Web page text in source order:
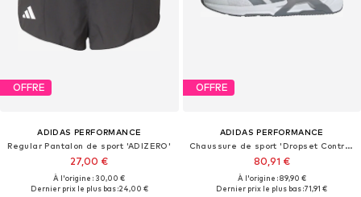
OFFRE
ADIDAS PERFORMANCE
Regular Pantalon de sport 'ADIZERO'
27,00 €
À l'origine : 30,00 €
Dernier prix le plus bas :24,00 €
OFFRE
ADIDAS PERFORMANCE
Chaussure de sport 'Dropset Control'
80,91 €
À l'origine : 89,90 €
Dernier prix le plus bas :71,91 €